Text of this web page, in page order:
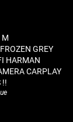
M
GREY
HARMAN
CARPLAY
!!